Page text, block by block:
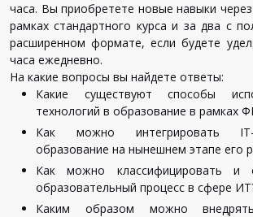
часа. Вы приобретете новые навыки
рамках стандартного курса и за два с
расширенном формате, если будете
часа ежедневно.
На какие вопросы вы найдете ответы:
Какие
существуют способы
технологий в образование в рамках
Как
можно интегрировать IT
образование на нынешнем этапе его
Как
можно классифицировать и
образовательный процесс в сфере ИТ
Каким
образом можно внедрять